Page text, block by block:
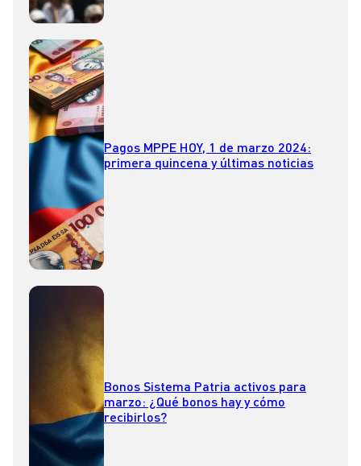
Pagos MPPE HOY, 1 de marzo 2024:
primera quincena y últimas noticias
Bonos Sistema Patria activos para
marzo: ¿Qué bonos hay y cómo
recibirlos?